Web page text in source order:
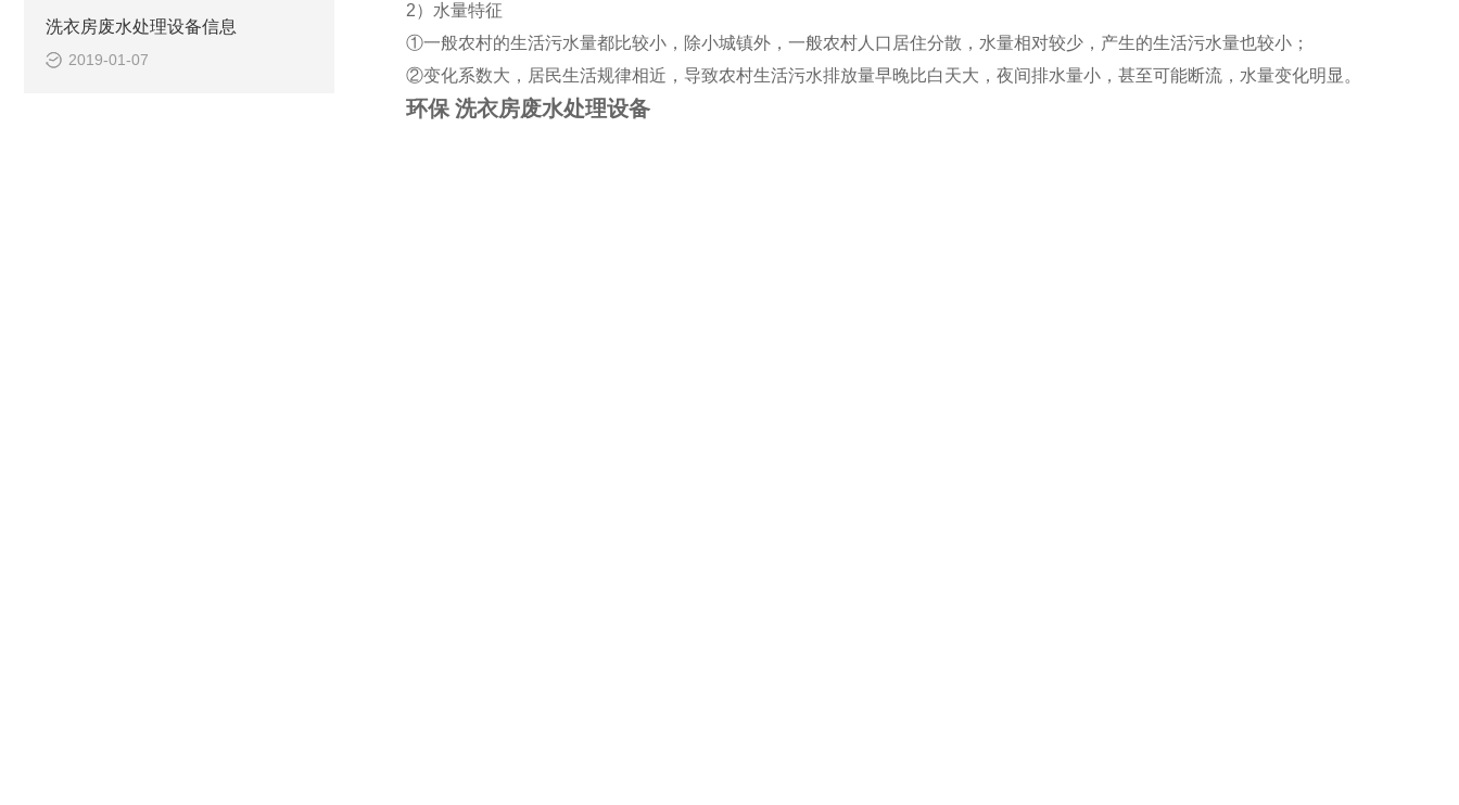
洗衣房废水处理设备信息
2019-01-07
2）水量特征
①一般农村的生活污水量都比较小，除小城镇外，一般农村人口居住分散，水量相对较少，产生的生活污水量也较小；
②变化系数大，居民生活规律相近，导致农村生活污水排放量早晚比白天大，夜间排水量小，甚至可能断流，水量变化明显。
环保 洗衣房废水处理设备